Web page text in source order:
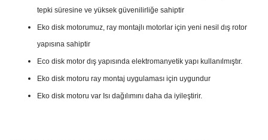
tepki süresine ve yüksek güvenilirliğe sahiptir
Eko disk motorumuz, ray montajlı motorlar için yeni nesil dış rotor
yapısına sahiptir
Eco disk motor dış yapısında elektromanyetik yapı kullanılmıştır.
Eko disk motoru ray montaj uygulaması için uygundur
Eko disk motoru var Isı dağılımını daha da iyileştirir.